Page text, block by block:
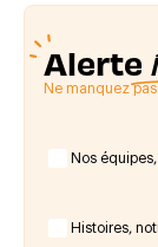
Alerte
Ne manquez
Nos
Histoires,